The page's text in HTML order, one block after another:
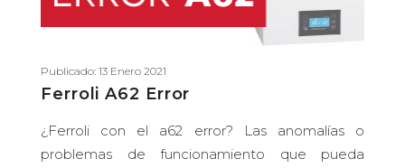
Publicado: 13 Enero 2021
Ferroli A62 Error
¿Ferroli con el a62 error? Las anomalías o
problemas de funcionamiento que pueda